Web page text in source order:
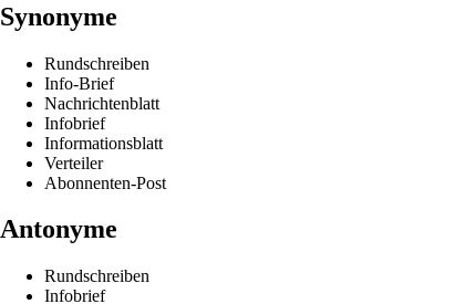
Synonyme
Rundschreiben
Info-Brief
Nachrichtenblatt
Infobrief
Informationsblatt
Verteiler
Abonnenten-Post
Antonyme
Rundschreiben
Infobrief